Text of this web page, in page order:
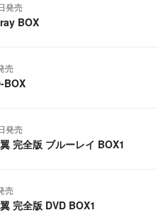
発売
BOX
売
BOX
発売
完全版 ブルーレイ BOX1
売
完全版 DVD BOX1